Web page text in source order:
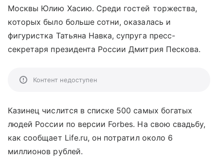
Москвы Юлию Хасию. Среди гостей торжества,
которых было больше сотни, оказалась и
фигуристка Татьяна Навка, супруга пресс-
секретаря президента России Дмитрия Пескова.
Контент недоступен
Казинец числится в списке 500 самых богатых
людей России по версии Forbes. На свою свадьбу,
как сообщает Life.ru, он потратил около 6
миллионов рублей.